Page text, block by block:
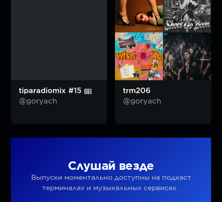
tiparadiomix #15
@goryach
trm206
@goryach
Слушай везде
Выпуски моментально доступны на подкаст
терминалах и музыкальных сервисах.